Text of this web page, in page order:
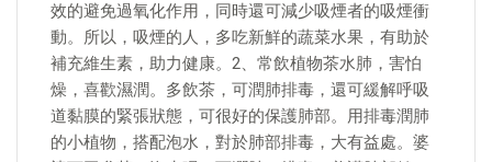
效的避免過氧化作用，同時還可減少吸煙者的吸煙衝
動。所以，吸煙的人，多吃新鮮的蔬菜水果，有助於
補充維生素，助力健康。2、常飲植物茶水肺，害怕
燥，喜歡濕潤。多飲茶，可潤肺排毒，還可緩解呼吸
道黏膜的緊張狀態，可很好的保護肺部。用排毒潤肺
的小植物，搭配泡水，對於肺部排毒，大有益處。婆